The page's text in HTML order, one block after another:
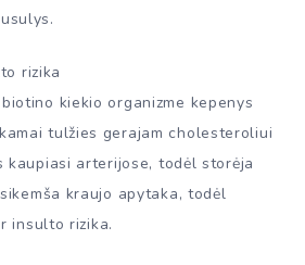
rizika
kiekio organizme kepenys
tulžies gerajam cholesteroliui
kaupiasi arterijose, todėl storėja
kraujo apytaka, todėl
insulto rizika.